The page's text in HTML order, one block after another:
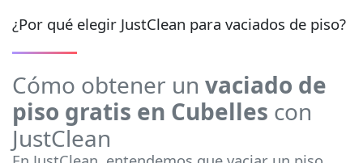
¿Por qué elegir JustClean para vaciados de piso?
Cómo obtener un vaciado de
piso gratis en Cubelles con
JustClean